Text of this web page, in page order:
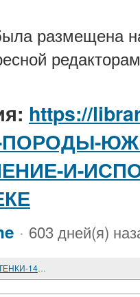
размещена
https://
И-
· 603 дней(я)
ПАЛЕОГЕОГРАФИЯ СТОЯНКИ КОСТЕНКИ-14 (МАРКИНА ГОРА)